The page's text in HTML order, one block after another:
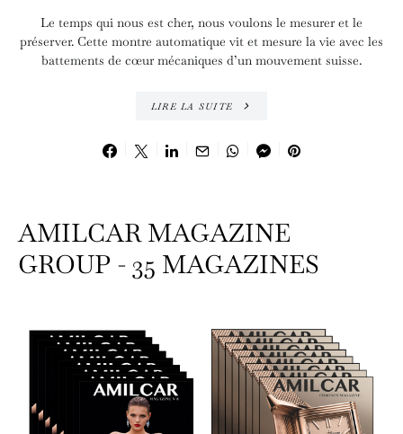
Le temps qui nous est cher, nous voulons le mesurer et le
préserver. Cette montre automatique vit et mesure la vie avec les
battements de cœur mécaniques d’un mouvement suisse.
LIRE LA SUITE
AMILCAR MAGAZINE
GROUP - 35 MAGAZINES